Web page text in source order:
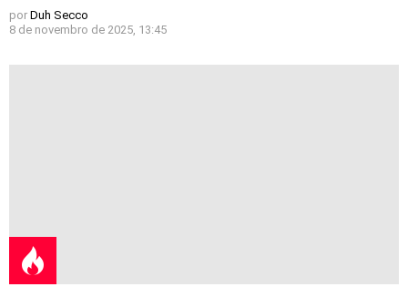
por Duh Secco
8 de novembro de 2025, 13:45